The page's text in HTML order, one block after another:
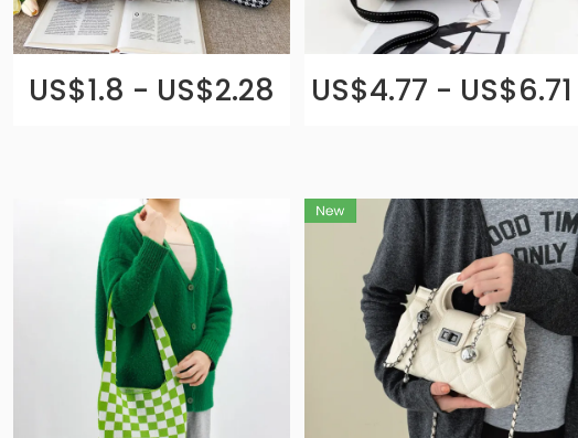
US$1.8 - US$2.28 US$4.77 - US$6.71